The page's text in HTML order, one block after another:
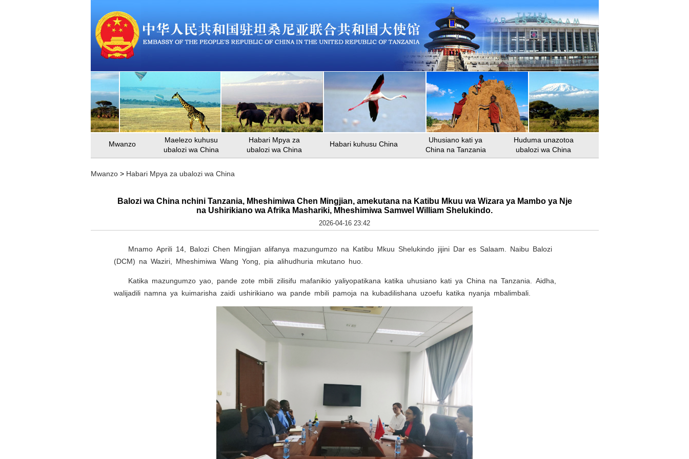
Mwanzo
Maelezo kuhusu
ubalozi wa China
Habari Mpya za
ubalozi wa China
Habari kuhusu China
Uhusiano kati ya
China na Tanzania
Huduma unazotoa
ubalozi wa China
Mwanzo> Habari Mpya za ubalozi wa China
Balozi wa China nchini Tanzania, Mheshimiwa Chen Mingjian, amekutana na Katibu Mkuu wa Wizara ya Mambo ya Nje
na Ushirikiano wa Afrika Mashariki, Mheshimiwa Samwel William Shelukindo.
2026-04-16 23:42
Mnamo Aprili 14, Balozi Chen Mingjian alifanya mazungumzo na Katibu Mkuu Shelukindo jijini Dar es Salaam. Naibu Balozi
(DCM) na Waziri, Mheshimiwa Wang Yong, pia alihudhuria mkutano huo.
Katika mazungumzo yao, pande zote mbili zilisifu mafanikio yaliyopatikana katika uhusiano kati ya China na Tanzania. Aidha,
walijadili namna ya kuimarisha zaidi ushirikiano wa pande mbili pamoja na kubadilishana uzoefu katika nyanja mbalimbali.